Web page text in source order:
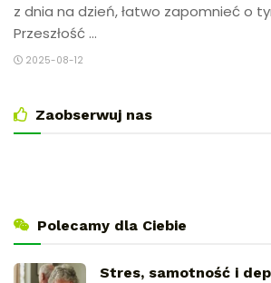
z dnia na dzień, łatwo zapomnieć o
Przeszłość ...
2025-08-12
Zaobserwuj nas
Polecamy dla Ciebie
Stres, samotność i